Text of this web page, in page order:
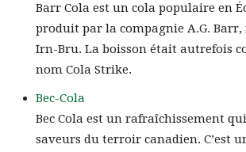
Barr Cola est un cola populaire en
produit par la compagnie A.G.
Irn-Bru. La boisson était autrefois
nom Cola Strike.
Bec-Cola
Bec Cola est un rafraîchissement
saveurs du terroir canadien. C’est